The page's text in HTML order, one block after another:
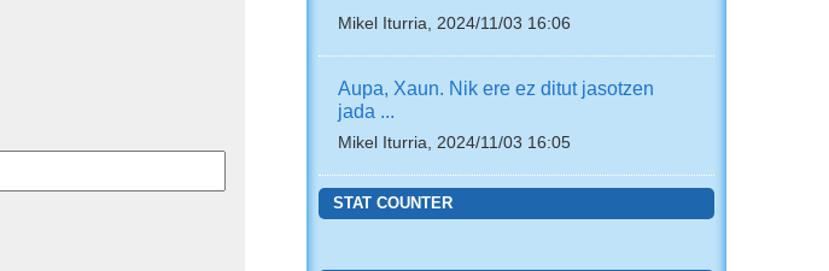
Mikel Iturria, 2024/11/03 16:06
Aupa, Xaun. Nik ere ez ditut jasotzen
jada ...
Mikel Iturria, 2024/11/03 16:05
STAT COUNTER